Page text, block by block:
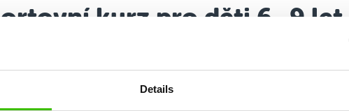
Details
kurz pro děti 6–9 let
rozvíjející všestrannost, týmového ducha a spolupráci
základů různých sportů.